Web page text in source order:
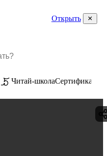
Открыть
Читай-школаСертификаты